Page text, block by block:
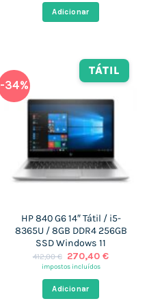
era:
399,00 €.
Adicionar
-34%
TÁTIL
HP 840 G6 14″ Tátil / i5-
8365U / 8GB DDR4 256GB
SSD Windows 11
412,00€ O
preço
era:
412,00 €.
270,40€O
impostos incluídos
Adicionar